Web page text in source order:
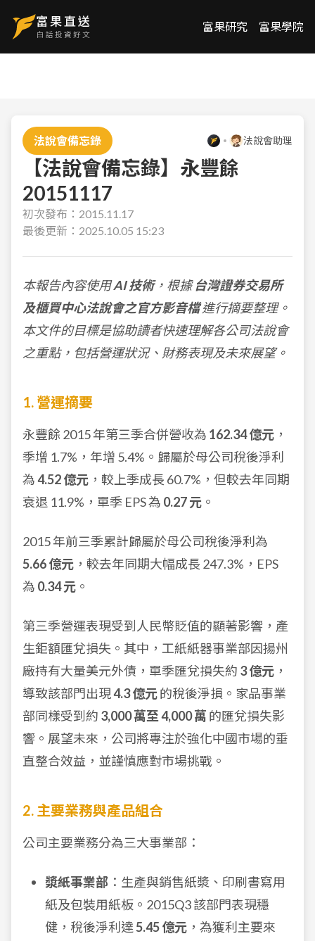
富果研究 富果學院
法說會備忘錄 法說會助理
【法說會備忘錄】永豐餘
20151117
初次發布： 2015.11.17
最後更新： 2025.10.05 15:23
本報告內容使用AI 技術，根據台灣證券交易所
及櫃買中心法說會之官方影音檔進行摘要整理。
本文件的目標是協助讀者快速理解各公司法說會
之重點，包括營運狀況、財務表現及未來展望。
1. 營運摘要
永豐餘 2015 年第三季合併營收為 162.34 億元 ，
季增 1.7%，年增 5.4%。歸屬於母公司稅後淨利
為4.52 億元 ，較上季成長 60.7%，但較去年同期
衰退 11.9%，單季 EPS 為 0.27 元 。
2015 年前三季累計歸屬於母公司稅後淨利為
5.66 億元 ，較去年同期大幅成長 247.3%，EPS
為 0.34 元 。
第三季營運表現受到人民幣貶值的顯著影響，產
生鉅額匯兌損失。其中，工紙紙器事業部因揚州
廠持有大量美元外債，單季匯兌損失約 3 億元 ，
導致該部門出現4.3 億元的稅後淨損。家品事業
部同樣受到約 3,000 萬至 4,000 萬 的匯兌損失影
響。展望未來，公司將專注於強化中國市場的垂
直整合效益，並謹慎應對市場挑戰。
2. 主要業務與產品組合
公司主要業務分為三大事業部：
漿紙事業部 ：生產與銷售紙漿、印刷書寫用
紙及包裝用紙板。2015Q3 該部門表現穩
健，稅後淨利達5.45 億元 ，為獲利主要來